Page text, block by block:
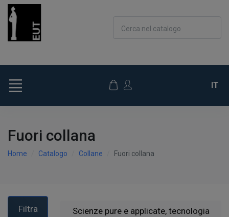
Cerca nel catalogo
IT
Fuori collana
Home Catalogo Collane Fuori collana
Filtra
Scienze pure e applicate, tecnologia